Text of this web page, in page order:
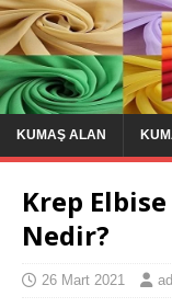
KUMAŞ ALAN
Krep
Nedir?
26 Mart 2021